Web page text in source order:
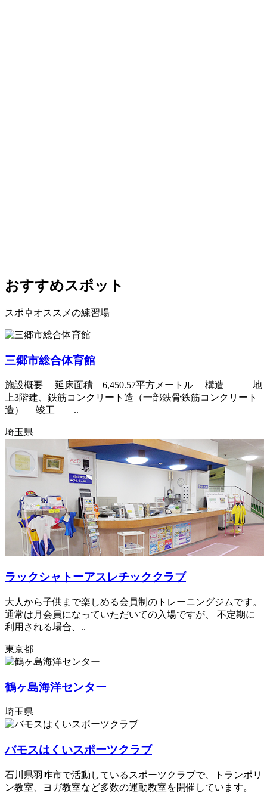
おすすめスポット
スポ卓オススメの練習場
三郷市総合体育館
施設概要 延床面積 6,450.57平方メートル 構造 地
上3階建、鉄筋コンクリート造（一部鉄骨鉄筋コンクリート
造） 竣工 ..
埼玉県
ラックシャトーアスレチッククラブ
大人から子供まで楽しめる会員制のトレーニングジムです。
通常は月会員になっていただいての入場ですが、 不定期に
利用される場合、..
東京都
鶴ヶ島海洋センター
埼玉県
バモスはくいスポーツクラブ
石川県羽咋市で活動しているスポーツクラブで、トランポリ
ン教室、ヨガ教室など多数の運動教室を開催しています。